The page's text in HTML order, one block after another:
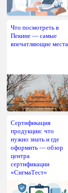
Что посмотреть в
Пекине — самые
впечатляющие места
Сертификация
продукции: что
нужно знать и где
оформить — обзор
центра
сертификации
«СигмаТест»